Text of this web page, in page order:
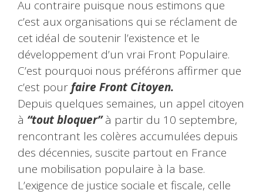
Au contraire puisque nous estimons que
c’est aux organisations qui se réclament de
cet idéal de soutenir l’existence et le
développement d’un vrai Front Populaire.
C’est pourquoi nous préférons affirmer que
c’est pour faire Front Citoyen.
Depuis quelques semaines, un appel citoyen
à “tout bloquer”à partir du 10 septembre,
rencontrant les colères accumulées depuis
des décennies, suscite partout en France
une mobilisation populaire à la base.
L’exigence de justice sociale et fiscale, celle